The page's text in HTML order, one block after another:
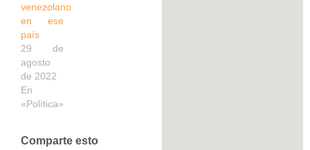
venezolano
en ese
país
29 de
agosto
de 2022
En
«Política»
Comparte esto